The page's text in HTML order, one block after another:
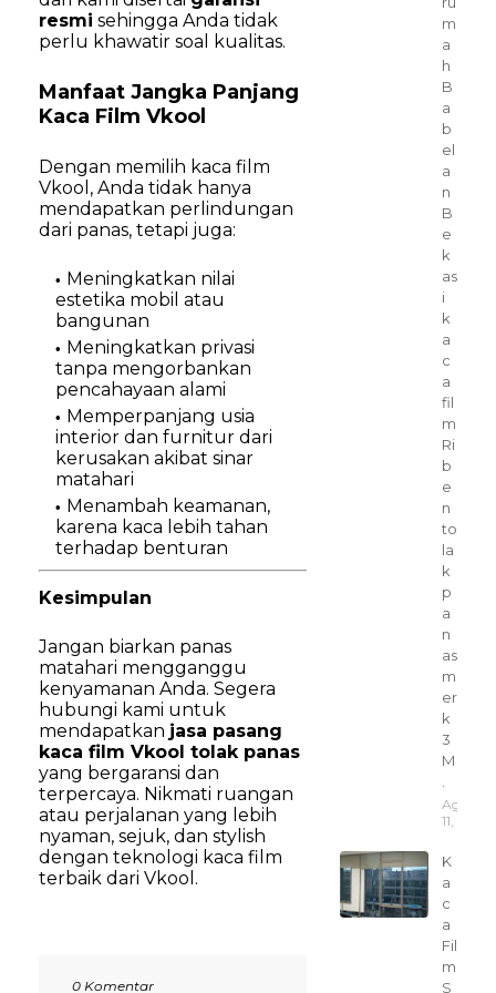
resmi sehingga Anda tidak
perlu khawatir soal kualitas.
Manfaat Jangka Panjang
Kaca Film Vkool
Dengan memilih kaca film
Vkool, Anda tidak hanya
mendapatkan perlindungan
dari panas, tetapi juga:
Meningkatkan nilai
estetika mobil atau
bangunan
Meningkatkan privasi
tanpa mengorbankan
pencahayaan alami
Memperpanjang usia
interior dan furnitur dari
kerusakan akibat sinar
matahari
Menambah keamanan,
karena kaca lebih tahan
terhadap benturan
Kesimpulan
Jangan biarkan panas
matahari mengganggu
kenyamanan Anda. Segera
hubungi kami untuk
mendapatkan jasa pasang
kaca film Vkool tolak panas
yang bergaransi dan
terpercaya. Nikmati ruangan
atau perjalanan yang lebih
nyaman, sejuk, dan stylish
dengan teknologi kaca film
terbaik dari Vkool.
0 Komentar
m
a
h
B
a
b
el
a
n
B
e
k
as
i
k
a
c
a
fil
m
Ri
b
e
n
to
la
k
p
a
n
as
m
er
k
3
M
Agustus
11, 2025
K
a
c
a
Fil
m
S